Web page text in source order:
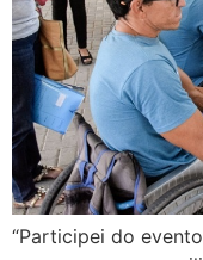
“Participei do